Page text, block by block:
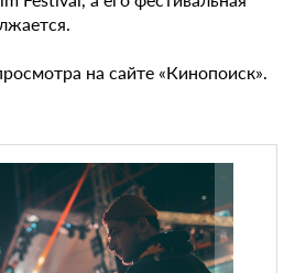
на сайте «Кинопоиск».